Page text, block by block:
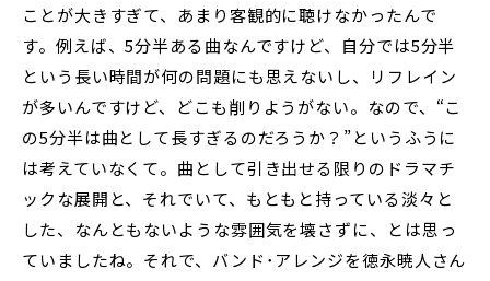
ことが大きすぎて、あまり客観的に聴けなかったんで
す。例えば、5分半ある曲なんですけど、自分では5分半
という長い時間が何の問題にも思えないし、リフレイン
が多いんですけど、どこも削りようがない。なので、“こ
の5分半は曲として長すぎるのだろうか？”というふうに
は考えていなくて。曲として引き出せる限りのドラマチ
ックな展開と、それでいて、もともと持っている淡々と
した、なんともないような雰囲気を壊さずに、とは思っ
ていましたね。それで、バンド･アレンジを徳永暁人さん